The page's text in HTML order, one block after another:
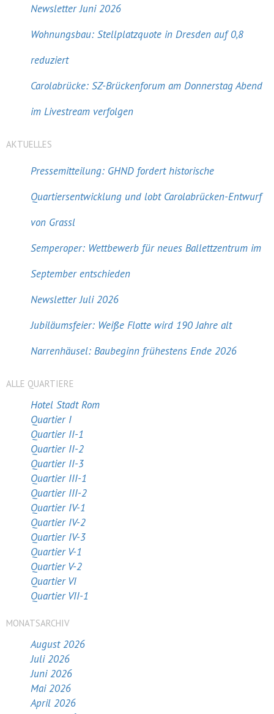
Newsletter Juni 2026
Wohnungsbau: Stellplatzquote in Dresden auf 0,8
reduziert
Carolabrücke: SZ-Brückenforum am Donnerstag Abend
im Livestream verfolgen
AKTUELLES
Pressemitteilung: GHND fordert historische
Quartiersentwicklung und lobt Carolabrücken-Entwurf
von Grassl
Semperoper: Wettbewerb für neues Ballettzentrum im
September entschieden
Newsletter Juli 2026
Jubiläumsfeier: Weiße Flotte wird 190 Jahre alt
Narrenhäusel: Baubeginn frühestens Ende 2026
ALLE QUARTIERE
Hotel Stadt Rom
Quartier I
Quartier II-1
Quartier II-2
Quartier II-3
Quartier III-1
Quartier III-2
Quartier IV-1
Quartier IV-2
Quartier IV-3
Quartier V-1
Quartier V-2
Quartier VI
Quartier VII-1
MONATSARCHIV
August 2026
Juli 2026
Juni 2026
Mai 2026
April 2026